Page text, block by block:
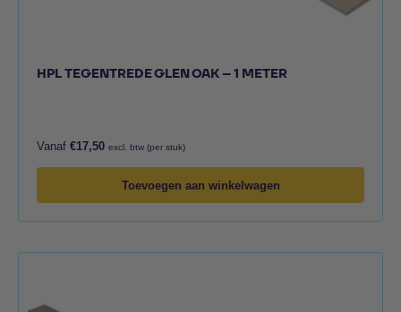
HPL TEGENTREDE GLEN OAK – 1 METER
Vanaf €17,50 excl. btw (per stuk)
Toevoegen aan winkelwagen